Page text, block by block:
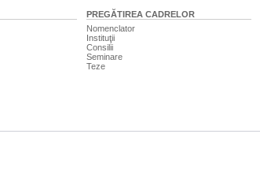
PREGĂTIREA CADRELOR
Nomenclator
Instituţii
Consilii
Seminare
Teze